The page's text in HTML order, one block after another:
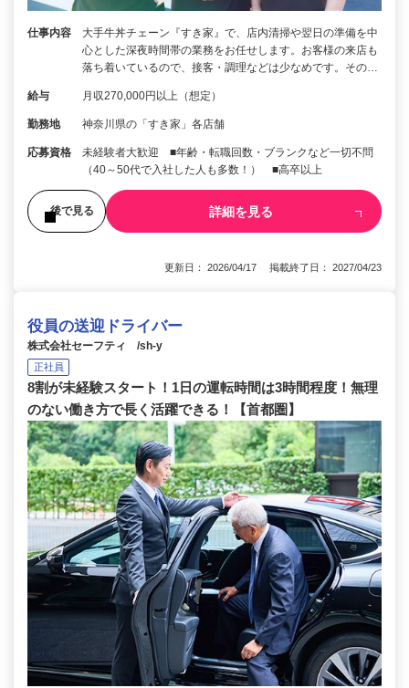
仕事内容
大手牛丼チェーン『すき家』で、店内清掃や翌日の準備を中
心とした深夜時間帯の業務をお任せします。お客様の来店も
落ち着いているので、接客・調理などは少なめです。その…
給与 月収270,000円以上（想定）
勤務地 神奈川県の「すき家」各店舗
応募資格
未経験者大歓迎 ■年齢・転職回数・ブランクなど一切不問
（40～50代で入社した人も多数！） ■高卒以上
後で見る 詳細を見る
更新日： 2026/04/17 掲載終了日： 2027/04/23
役員の送迎ドライバー
株式会社セーフティ /sh-y
正社員
8割が未経験スタート！1日の運転時間は3時間程度！無理
のない働き方で長く活躍できる！【首都圏】